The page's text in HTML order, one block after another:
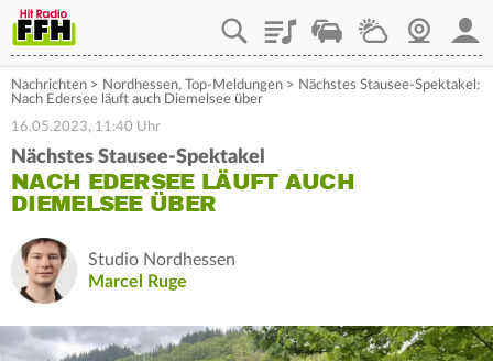
PlaylistStaupilotWetterWebcam
Nachrichten > Nordhessen, Top-Meldungen > Nächstes Stausee-Spektakel:
Nach Edersee läuft auch Diemelsee über
16.05.2023, 11:40 Uhr
Nächstes Stausee-Spektakel
NACH EDERSEE LÄUFT AUCH
DIEMELSEE ÜBER
Studio Nordhessen
Marcel Ruge